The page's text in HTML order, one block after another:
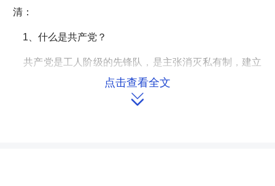
清：
1、什么是共产党？
共产党是工人阶级的先锋队，是主张消灭私有制，建立
共同占有生产资料的社会主义和共产主义社会制度的无产
点击查看全文
